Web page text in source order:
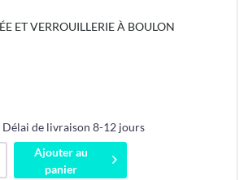
ET VERROUILLERIE À BOULON
de livraison 8-12 jours
Ajouter au
panier